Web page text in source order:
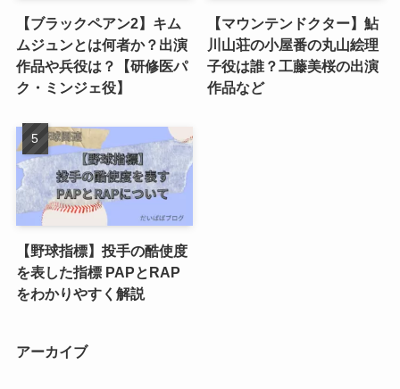
【ブラックペアン2】キム
ムジュンとは何者か？出演
作品や兵役は？【研修医パ
ク・ミンジェ役】
【マウンテンドクター】鮎
川山荘の小屋番の丸山絵理
子役は誰？工藤美桜の出演
作品など
【野球指標】投手の酷使度
を表した指標 PAPとRAP
をわかりやすく解説
アーカイブ